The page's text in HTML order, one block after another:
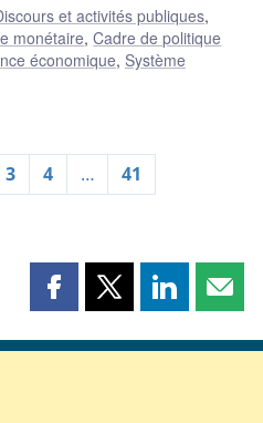
et activités publiques,
monétaire,Cadre de politique
économique, Système
3 4 …
41
Partager
page
Partager
page
Partager
page page